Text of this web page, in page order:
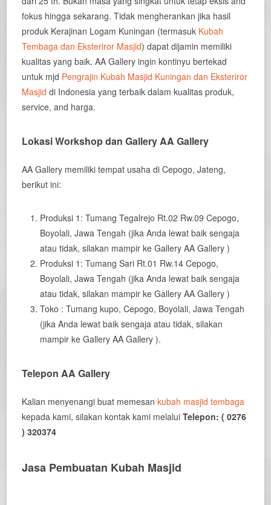
fokus hingga sekarang. Tidak mengherankan jika hasil
produk Kerajinan Logam Kuningan (termasuk Kubah
Tembaga dan Eksteriror Masjid) dapat dijamin memiliki
kualitas yang baik. AA Gallery ingin kontinyu bertekad
untuk mjd Pengrajin Kubah Masjid Kuningan dan Eksteriror
Masjid di Indonesia yang terbaik dalam kualitas produk,
service, and harga.
Lokasi Workshop dan Gallery AA Gallery
AA Gallery memiliki tempat usaha di Cepogo, Jateng,
berikut ini:
Produksi 1: Tumang Tegalrejo Rt.02 Rw.09 Cepogo,
Boyolali, Jawa Tengah (jika Anda lewat baik sengaja
atau tidak, silakan mampir ke Gallery AA Gallery )
Produksi 1: Tumang Sari Rt.01 Rw.14 Cepogo,
Boyolali, Jawa Tengah (jika Anda lewat baik sengaja
atau tidak, silakan mampir ke Gallery AA Gallery )
Toko : Tumang kupo, Cepogo, Boyolali, Jawa Tengah
(jika Anda lewat baik sengaja atau tidak, silakan
mampir ke Gallery AA Gallery ).
Telepon AA Gallery
Kalian menyenangi buat memesankubah masjid tembaga
kepada kami, silakan kontak kami melaluiTelepon: ( 0276
) 320374
Jasa Pembuatan Kubah Masjid